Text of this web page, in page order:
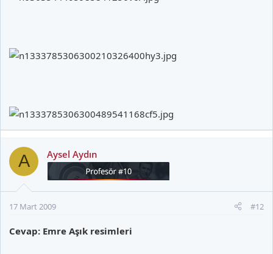
A Aysel Aydın
17 Mart 2009 #12
Cevap: Emre Aşık resimleri